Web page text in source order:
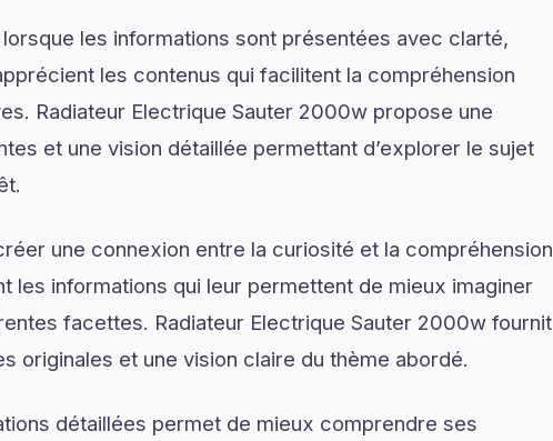
les informations sont présentées avec clarté,
les contenus qui facilitent la compréhension
Radiateur Electrique Sauter 2000w propose une
et une vision détaillée permettant d’explorer le sujet
une connexion entre la curiosité et la compréhension
les informations qui leur permettent de mieux imaginer
facettes. Radiateur Electrique Sauter 2000w fournit
originales et une vision claire du thème abordé.
détaillées permet de mieux comprendre ses